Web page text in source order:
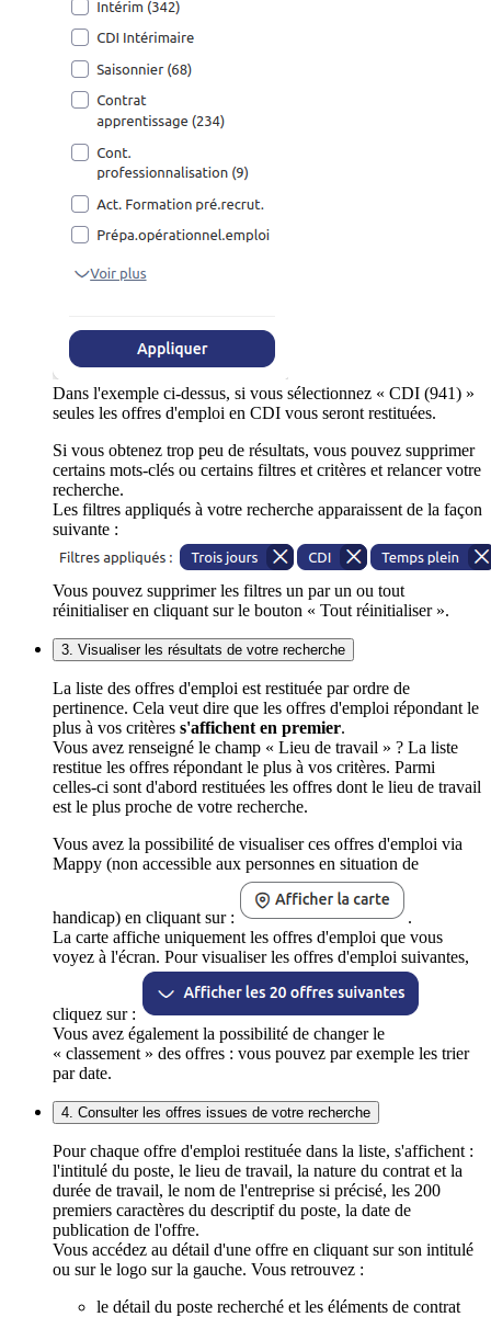
Dans l'exemple ci-dessus, si vous sélectionnez « CDI (941) »
seules les offres d'emploi en CDI vous seront restituées.
Si vous obtenez trop peu de résultats, vous pouvez supprimer
certains mots-clés ou certains filtres et critères et relancer votre
recherche.
Les filtres appliqués à votre recherche apparaissent de la façon
suivante :
Vous pouvez supprimer les filtres un par un ou tout
réinitialiser en cliquant sur le bouton « Tout réinitialiser ».
3. Visualiser les résultats de votre recherche
La liste des offres d'emploi est restituée par ordre de
pertinence. Cela veut dire que les offres d'emploi répondant le
plus à vos critères s'affichent en premier.
Vous avez renseigné le champ « Lieu de travail » ? La liste
restitue les offres répondant le plus à vos critères. Parmi
celles-ci sont d'abord restituées les offres dont le lieu de travail
est le plus proche de votre recherche.
Vous avez la possibilité de visualiser ces offres d'emploi via
Mappy (non accessible aux personnes en situation de
handicap) en cliquant sur :
.
La carte affiche uniquement les offres d'emploi que vous
voyez à l'écran. Pour visualiser les offres d'emploi suivantes,
cliquez sur :
Vous avez également la possibilité de changer le
« classement » des offres : vous pouvez par exemple les trier
par date.
4. Consulter les offres issues de votre recherche
Pour chaque offre d'emploi restituée dans la liste, s'affichent :
l'intitulé du poste, le lieu de travail, la nature du contrat et la
durée de travail, le nom de l'entreprise si précisé, les 200
premiers caractères du descriptif du poste, la date de
publication de l'offre.
Vous accédez au détail d'une offre en cliquant sur son intitulé
ou sur le logo sur la gauche. Vous retrouvez :
le détail du poste recherché et les éléments de contrat